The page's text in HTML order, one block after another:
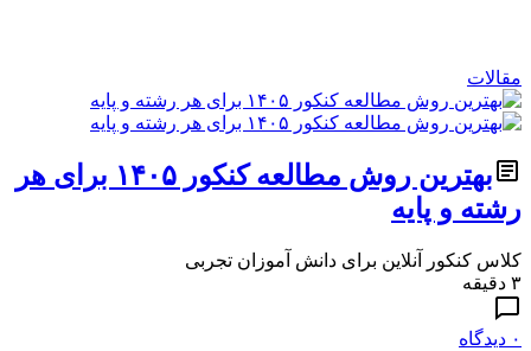
مقالات
بهترین روش مطالعه کنکور ۱۴۰۵ برای هر
رشته و پایه
کلاس کنکور آنلاین برای دانش آموزان تجربی
۳ دقیقه
۰ دیدگاه